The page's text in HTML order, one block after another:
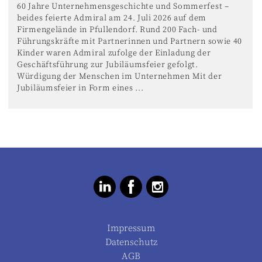
60 Jahre Unternehmensgeschichte und Sommerfest –
beides feierte Admiral am 24. Juli 2026 auf dem
Firmengelände in Pfullendorf. Rund 200 Fach- und
Führungskräfte mit Partnerinnen und Partnern sowie 40
Kinder waren Admiral zufolge der Einladung der
Geschäftsführung zur Jubiläumsfeier gefolgt.
Würdigung der Menschen im Unternehmen Mit der
Jubiläumsfeier in Form eines ...
Impressum
Datenschutz
AGB